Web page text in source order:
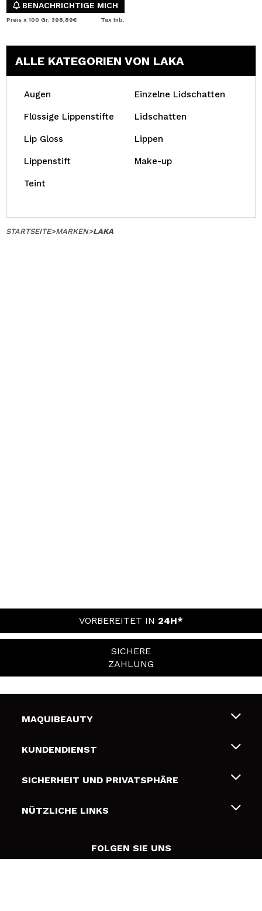
BENACHRICHTIGE MICH
Preis x 100 Gr: 398,89€ Tax Inb.
ALLE KATEGORIEN VON LAKA
Augen Einzelne Lidschatten
Flüssige Lippenstifte Lidschatten
Lip Gloss Lippen
Lippenstift Make-up
Teint
STARTSEITE>MARKEN>LAKA
VORBEREITET IN 24H*
SICHERE
ZAHLUNG
MAQUIBEAUTY
Über uns
Geschenkkarten
KUNDENDIENST
Liefer- und Versandkosten
Zahlung
SICHERHEIT UND PRIVATSPHÄRE
Bedingungen und Datenschutz
Online Streitschlichtung (ODR)
NÜTZLICHE LINKS
FOLGEN SIE UNS